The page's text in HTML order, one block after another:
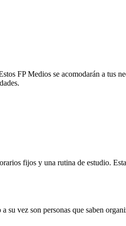
FP Medios se acomodarán a tus
fijos y una rutina de estudio.
su vez son personas que saben